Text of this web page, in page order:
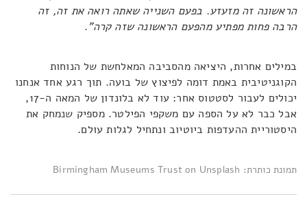
הראשונה זה מזעזע. בפעם השנייה שאתה רואה את זה, זה
הרבה פחות מפתיע מהפעם הראשונה שזה קרה".
במילים אחרות, היציאה מהסביבה המאלחשת של הנוחות
הקוגניטיבית באמת דומה לפיצוץ של בועה. תוך רגע אחד אנחנו
יכולים לעבור לסטטוס אחר: עוד לא בלונדון של המאה ה-17,
אבל כבר לא על הספה עם משקפי הפילטר. מספיק שנמחק את
היסטוריית ההעדפות ביוטיוב ונתחיל לגלות עולם.
תמונת כותרת: Birmingham Museums Trust on Unsplash